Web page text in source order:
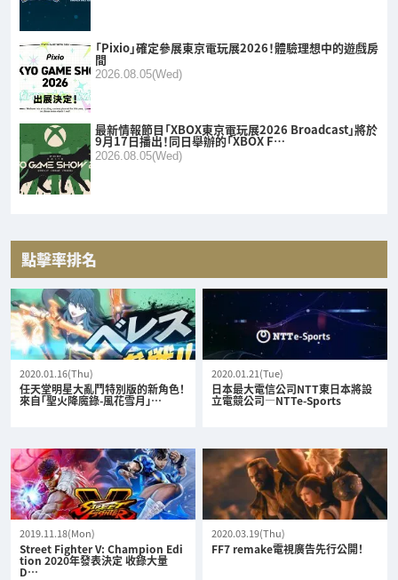
「Pixio」確定參展東京電玩展2026！體驗理想中的遊戲房
間
2026.08.05(Wed)
最新情報節目「XBOX東京電玩展2026 Broadcast」將於
9月17日播出！同日舉辦的「XBOX F…
2026.08.05(Wed)
點擊率排名
2020.01.16(Thu)
任天堂明星大亂鬥特別版的新角色！
來自「聖火降魔錄-風花雪月」…
2020.01.21(Tue)
日本最大電信公司NTT東日本將設
立電競公司—NTTe-Sports
2019.11.18(Mon)
Street Fighter V: Champion Edi
tion 2020年發表決定 收錄大量
D…
2020.03.19(Thu)
FF7 remake電視廣告先行公開！